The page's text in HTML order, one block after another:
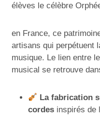
élèves le célèbre
en France, ce
artisans qui perpétuent
musique. Le lien entre
musical se retrouve
La fabrication
cordes inspirés de